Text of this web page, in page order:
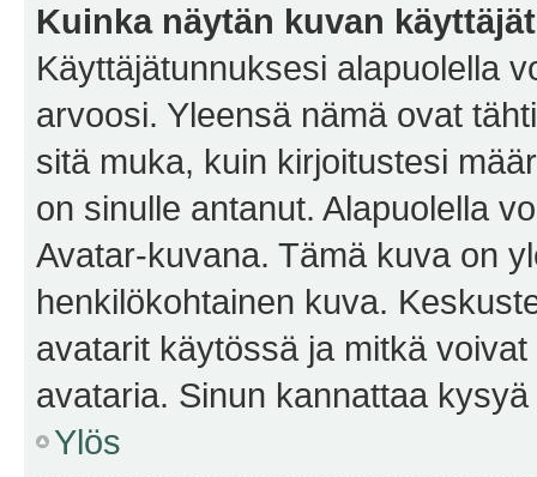
Kuinka näytän kuvan
Käyttäjätunnuksesi alapuolella
arvoosi. Yleensä nämä ovat
sitä muka, kuin kirjoitustesi
on sinulle antanut. Alapuolella
Avatar-kuvana. Tämä kuva on
henkilökohtainen kuva.
avatarit käytössä ja mitkä
avataria. Sinun kannattaa
Ylös